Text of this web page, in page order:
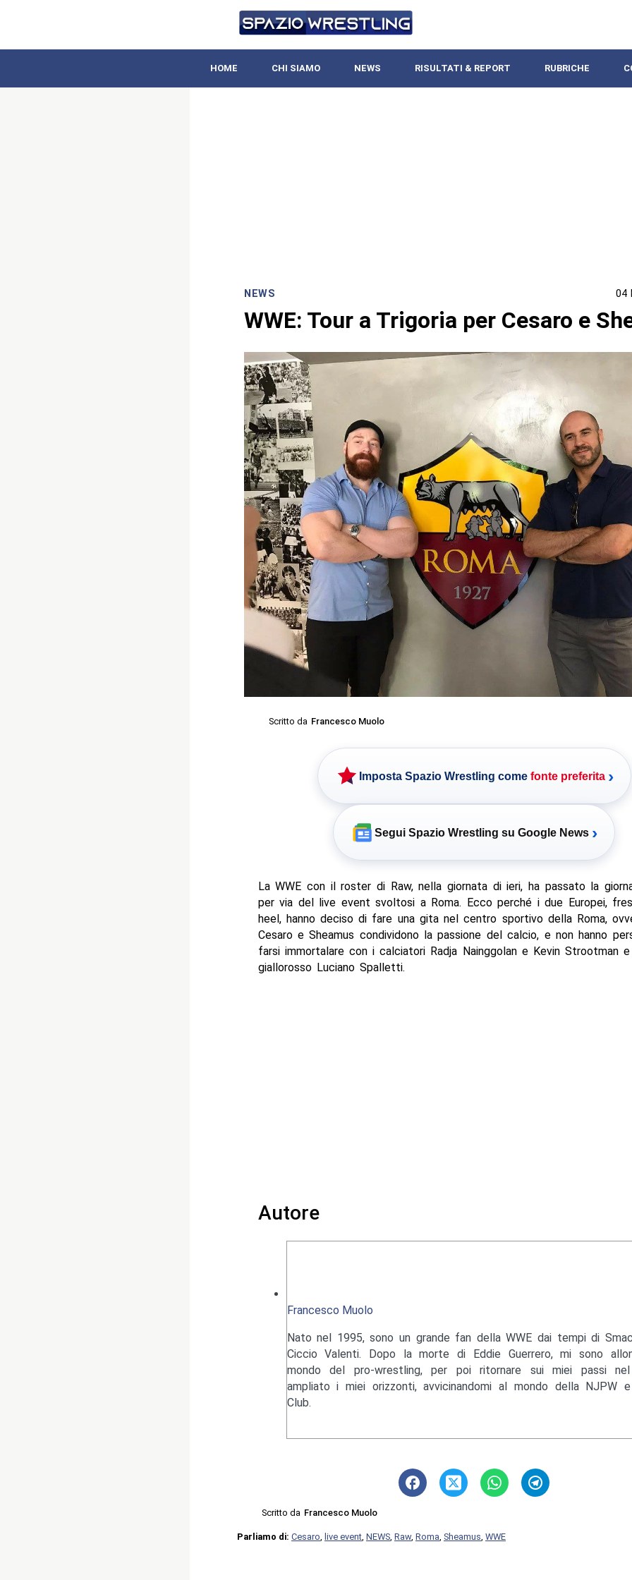
HOME CHI SIAMO NEWS RISULTATI & REPORT RUBRICHE
NEWS 04
WWE: Tour a Trigoria per Cesaro e
Scritto da Francesco Muolo
Imposta Spazio Wrestling come fonte preferita ›
Segui Spazio Wrestling su Google News ›
La WWE con il roster di Raw, nella giornata di ieri, ha passato la
per via del live event svoltosi a Roma. Ecco perché i due Europei,
heel, hanno deciso di fare una gita nel centro sportivo della Roma,
Cesaro e Sheamus condividono la passione del calcio, e non hanno
farsi immortalare con i calciatori Radja Nainggolan e Kevin Strootman e
giallorosso Luciano Spalletti.
Autore
Francesco Muolo
Nato nel 1995, sono un grande fan della WWE dai tempi di
Ciccio Valenti. Dopo la morte di Eddie Guerrero, mi sono
mondo del pro-wrestling, per poi ritornare sui miei passi
ampliato i miei orizzonti, avvicinandomi al mondo della NJPW
Club.
Scritto da Francesco Muolo
Parliamo di: Cesaro live event NEWS Raw, Roma Sheamus WWE